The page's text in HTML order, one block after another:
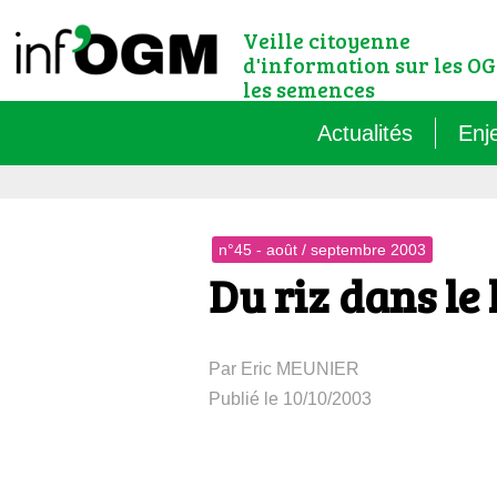
Veille citoyenne
d'information sur les
les semences
Actualités
Le
n°45 - août / septembre 2003
Du riz dans le
Par Eric MEUNIER
Publié le 10/10/2003